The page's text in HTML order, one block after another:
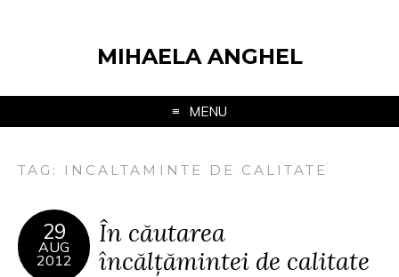
MIHAELA ANGHEL
MENU
TAG: INCALTAMINTE DE CALITATE
29
AUG
2012
În căutarea
încălțămintei de calitate